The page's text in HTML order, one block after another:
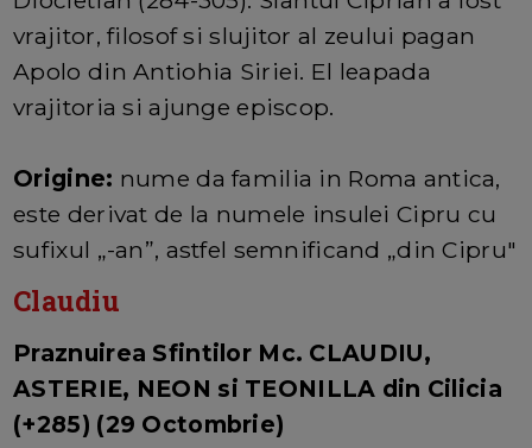
vrajitor, filosof si slujitor al zeului pagan
Apolo din Antiohia Siriei. El leapada
vrajitoria si ajunge episcop.
Origine: nume da familia in Roma antica,
este derivat de la numele insulei Cipru cu
sufixul „-an”, astfel semnificand „din Cipru"
Claudiu
Praznuirea Sfintilor Mc. CLAUDIU,
ASTERIE, NEON si TEONILLA din Cilicia
(+285) (29 Octombrie)